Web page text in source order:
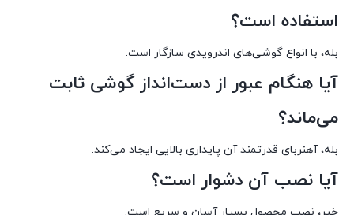
استفاده است؟
بله، با انواع گوشی‌های اندرویدی سازگار است.
آیا هنگام عبور از دست‌انداز گوشی ثابت
می‌ماند؟
بله، آهنربای قدرتمند آن پایداری بالایی ایجاد می‌کند.
آیا نصب آن دشوار است؟